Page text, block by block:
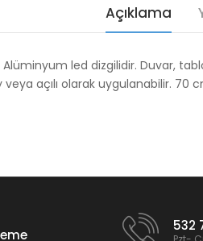
Açıklama
Alüminyum led dizgilidir. Duvar,
veya açılı olarak uygulanabilir. 70
532